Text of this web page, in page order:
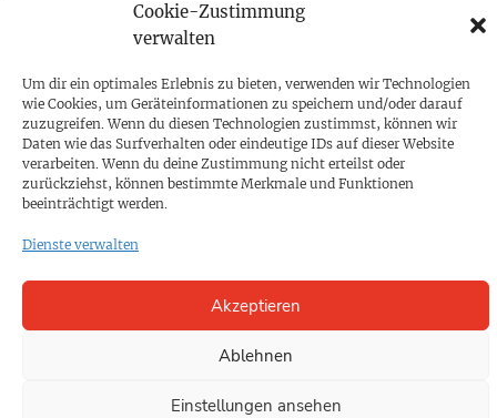
Cookie-Zustimmung
verwalten
Um dir ein optimales Erlebnis zu bieten, verwenden wir Technologien
wie Cookies, um Geräteinformationen zu speichern und/oder darauf
zuzugreifen. Wenn du diesen Technologien zustimmst, können wir
Daten wie das Surfverhalten oder eindeutige IDs auf dieser Website
verarbeiten. Wenn du deine Zustimmung nicht erteilst oder
zurückziehst, können bestimmte Merkmale und Funktionen
beeinträchtigt werden.
Dienste verwalten
Akzeptieren
Ablehnen
Einstellungen ansehen
PRINTAUSGABE
PROKOMPAKT
Impressum
SPENDEN
Datenschutz